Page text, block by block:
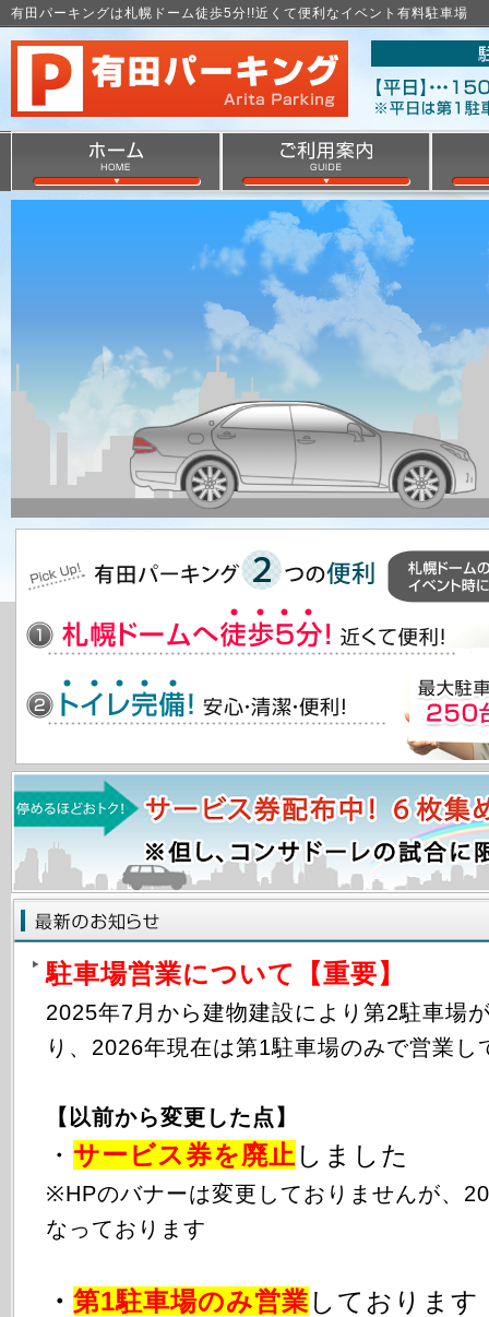
有田パーキングは札幌ドーム徒歩5分!!近くて便利なイベント有料駐車場
駐車場営業について【重要】
2025年7月から建物建設により第2駐車場
り、2026年現在は第1駐車場のみで営業し
【以前から変更した点】
・ サービス券を廃止 しました
※HPのバナーは変更しておりませんが、
なっております
・ 第1駐車場のみ営業 しております